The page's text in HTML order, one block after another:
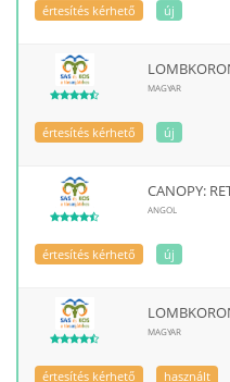
értesítés kérhető új
MAGYAR
értesítés kérhető új
CANOPY:
ANGOL
értesítés kérhető új
MAGYAR
értesítés kérhető használt